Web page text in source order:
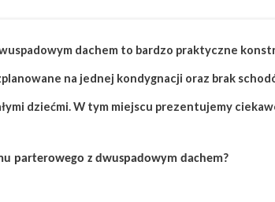
dachem to bardzo praktyczne
na jednej kondygnacji oraz brak
dziećmi. W tym miejscu prezentujemy
parterowego z dwuspadowym dachem?